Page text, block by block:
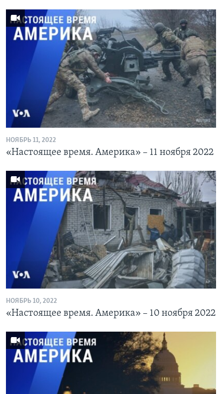
НОЯБРЬ 11, 2022
«Настоящее время. Америка» – 11 ноября 2022
НОЯБРЬ 10, 2022
«Настоящее время. Америка» – 10 ноября 2022